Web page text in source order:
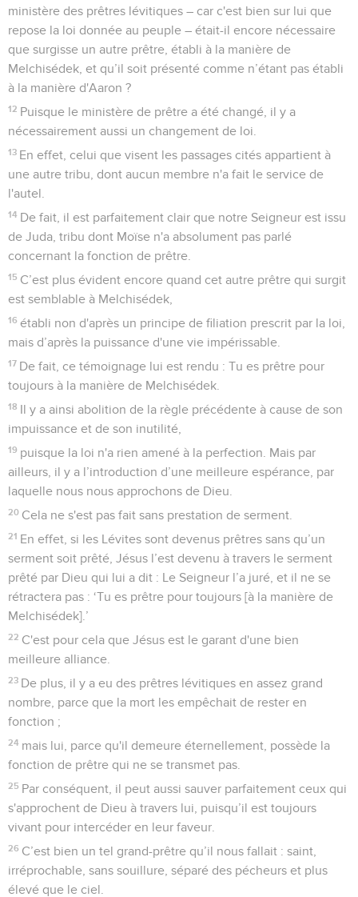
ministère des prêtres lévitiques – car c'est bien sur lui que
repose la loi donnée au peuple – était-il encore nécessaire
que surgisse un autre prêtre, établi à la manière de
Melchisédek, et qu’il soit présenté comme n’étant pas établi
à la manière d'Aaron ?
12 Puisque le ministère de prêtre a été changé, il y a
nécessairement aussi un changement de loi.
13 En effet, celui que visent les passages cités appartient à
une autre tribu, dont aucun membre n'a fait le service de
l'autel.
14 De fait, il est parfaitement clair que notre Seigneur est issu
de Juda, tribu dont Moïse n'a absolument pas parlé
concernant la fonction de prêtre.
15 C’est plus évident encore quand cet autre prêtre qui surgit
est semblable à Melchisédek,
16 établi non d'après un principe de filiation prescrit par la loi,
mais d’après la puissance d'une vie impérissable.
17 De fait, ce témoignage lui est rendu : Tu es prêtre pour
toujours à la manière de Melchisédek.
18 Il y a ainsi abolition de la règle précédente à cause de son
impuissance et de son inutilité,
19 puisque la loi n'a rien amené à la perfection. Mais par
ailleurs, il y a l’introduction d’une meilleure espérance, par
laquelle nous nous approchons de Dieu.
20 Cela ne s'est pas fait sans prestation de serment.
21 En effet, si les Lévites sont devenus prêtres sans qu’un
serment soit prêté, Jésus l’est devenu à travers le serment
prêté par Dieu qui lui a dit : Le Seigneur l’a juré, et il ne se
rétractera pas : ‘Tu es prêtre pour toujours [à la manière de
Melchisédek].’
22 C'est pour cela que Jésus est le garant d'une bien
meilleure alliance.
23 De plus, il y a eu des prêtres lévitiques en assez grand
nombre, parce que la mort les empêchait de rester en
fonction ;
24 mais lui, parce qu'il demeure éternellement, possède la
fonction de prêtre qui ne se transmet pas.
25 Par conséquent, il peut aussi sauver parfaitement ceux qui
s'approchent de Dieu à travers lui, puisqu’il est toujours
vivant pour intercéder en leur faveur.
26 C’est bien un tel grand-prêtre qu’il nous fallait : saint,
irréprochable, sans souillure, séparé des pécheurs et plus
élevé que le ciel.